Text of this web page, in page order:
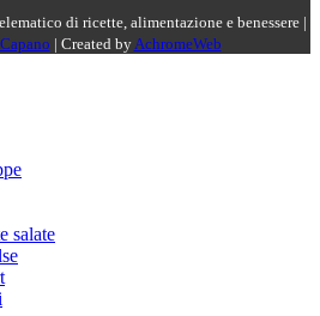
di ricette, alimentazione e benessere |
| Created byAchromeWeb
salate